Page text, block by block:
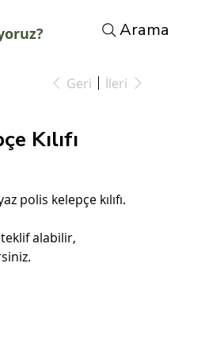
Arama
Geri İleri
Kılıfı
polis kelepçe kılıfı.
teklif alabilir,